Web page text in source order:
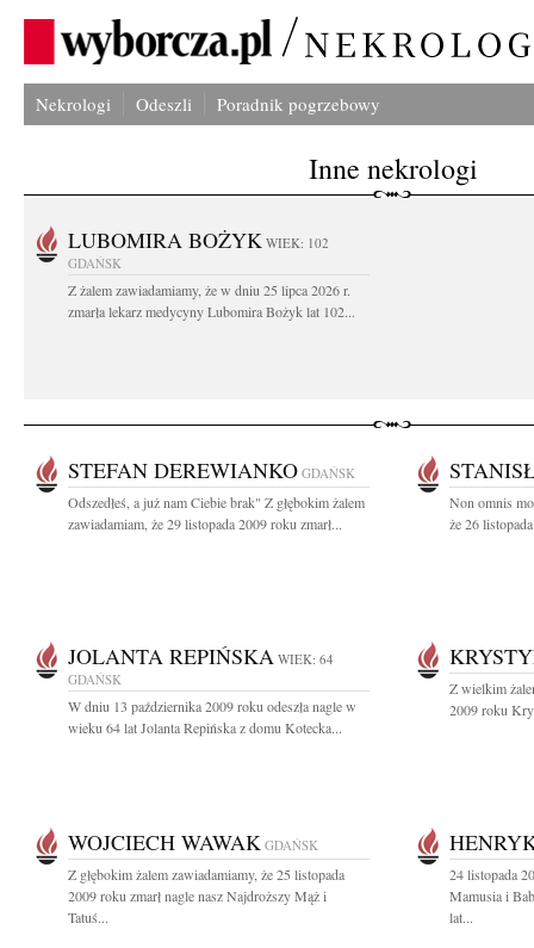
Nekrologi Odeszli Poradnik pogrzebowy
Inne nekrologi
LUBOMIRA BOŻYK WIEK: 102
GDAŃSK
Z żalem zawiadamiamy, że w dniu 25 lipca 2026 r.
zmarła lekarz medycyny Lubomira Bożyk lat 102...
STEFAN DEREWIANKO GDAŃSK
Odszedłeś, a już nam Ciebie brak" Z głębokim żalem
zawiadamiam, że 29 listopada 2009 roku zmarł...
Non omnis
że 26
JOLANTA REPIŃSKA WIEK: 64
GDAŃSK
W dniu 13 października 2009 roku odeszła nagle w
wieku 64 lat Jolanta Repińska z domu Kotecka...
Z wielkim
2009 roku
WOJCIECH WAWAK GDAŃSK
Z głębokim żalem zawiadamiamy, że 25 listopada
2009 roku zmarł nagle nasz Najdroższy Mąż i
Tatuś...
24 listopada
Mamusia i
lat...